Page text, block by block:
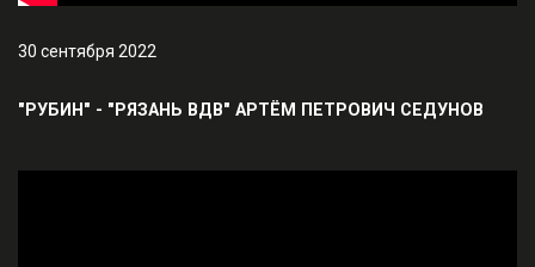
30 сентября 2022
"РУБИН" - "РЯЗАНЬ ВДВ" АРТЁМ ПЕТРОВИЧ СЕДУНОВ